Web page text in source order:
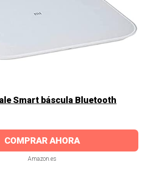
Smart báscula Bluetooth
COMPRAR AHORA
Amazon.es